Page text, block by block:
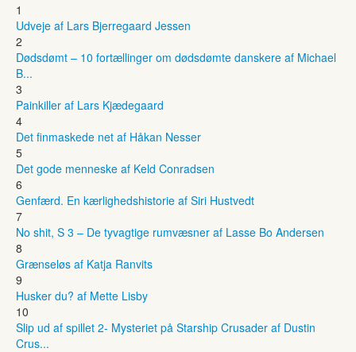
1
Udveje af Lars Bjerregaard Jessen
2
Dødsdømt – 10 fortællinger om dødsdømte danskere af Michael
B...
3
Painkiller af Lars Kjædegaard
4
Det finmaskede net af Håkan Nesser
5
Det gode menneske af Keld Conradsen
6
Genfærd. En kærlighedshistorie af Siri Hustvedt
7
No shit, S 3 – De tyvagtige rumvæsner af Lasse Bo Andersen
8
Grænseløs af Katja Ranvits
9
Husker du? af Mette Lisby
10
Slip ud af spillet 2- Mysteriet på Starship Crusader af Dustin
Crus...